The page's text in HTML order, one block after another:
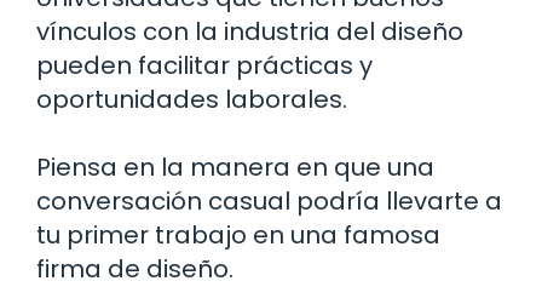
vínculos con la industria del diseño
pueden facilitar prácticas y
oportunidades laborales.
Piensa en la manera en que una
conversación casual podría llevarte a
tu primer trabajo en una famosa
firma de diseño.